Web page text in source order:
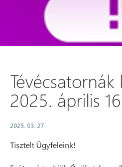
Tévécsatornák
2025. április
2025. 03. 27
Tisztelt Ügyfeleink!